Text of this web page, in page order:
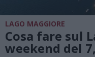
LAGO MAGGIORE
Cosa fare sul
weekend del